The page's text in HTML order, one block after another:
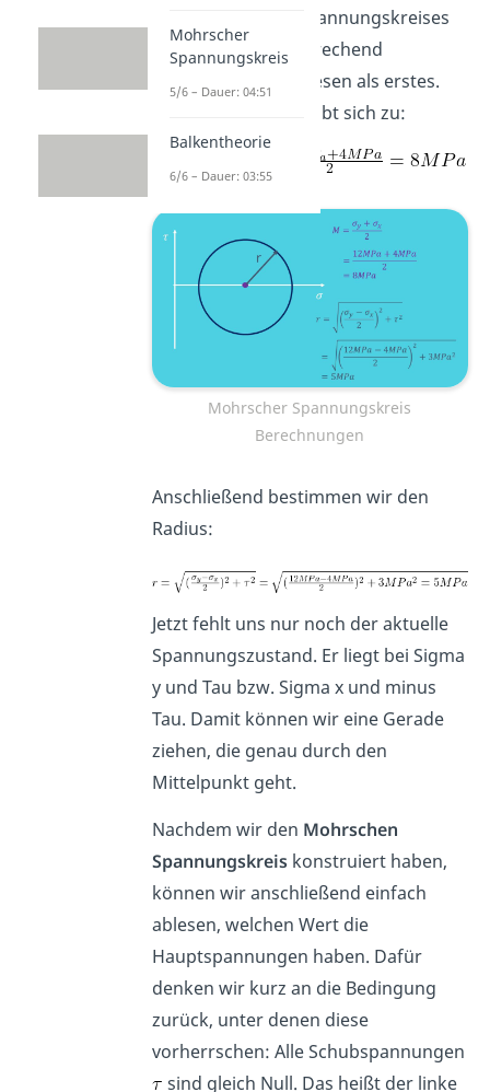
bzw. anhand des Spannungskreises
ableiten. Dementsprechend
konstruieren
wir diesen als erstes.
Der Mittelpunkt ergibt sich zu:
Mohrscher Spannungskreis
Berechnungen
Anschließend bestimmen wir den
Radius:
Jetzt fehlt uns nur noch der aktuelle
Spannungszustand. Er liegt bei Sigma
y und Tau bzw. Sigma x und minus
Tau. Damit können wir eine Gerade
ziehen, die genau durch den
Mittelpunkt geht.
Nachdem wir den Mohrschen
Spannungskreiskonstruiert haben,
können wir anschließend einfach
ablesen, welchen Wert die
Hauptspannungen haben. Dafür
denken wir kurz an die Bedingung
zurück, unter denen diese
vorherrschen: Alle Schubspannungen
sind gleich Null. Das heißt der linke
Mohrscher
Spannungskreis
5/6 – Dauer: 04:51
Balkentheorie
6/6 – Dauer: 03:55